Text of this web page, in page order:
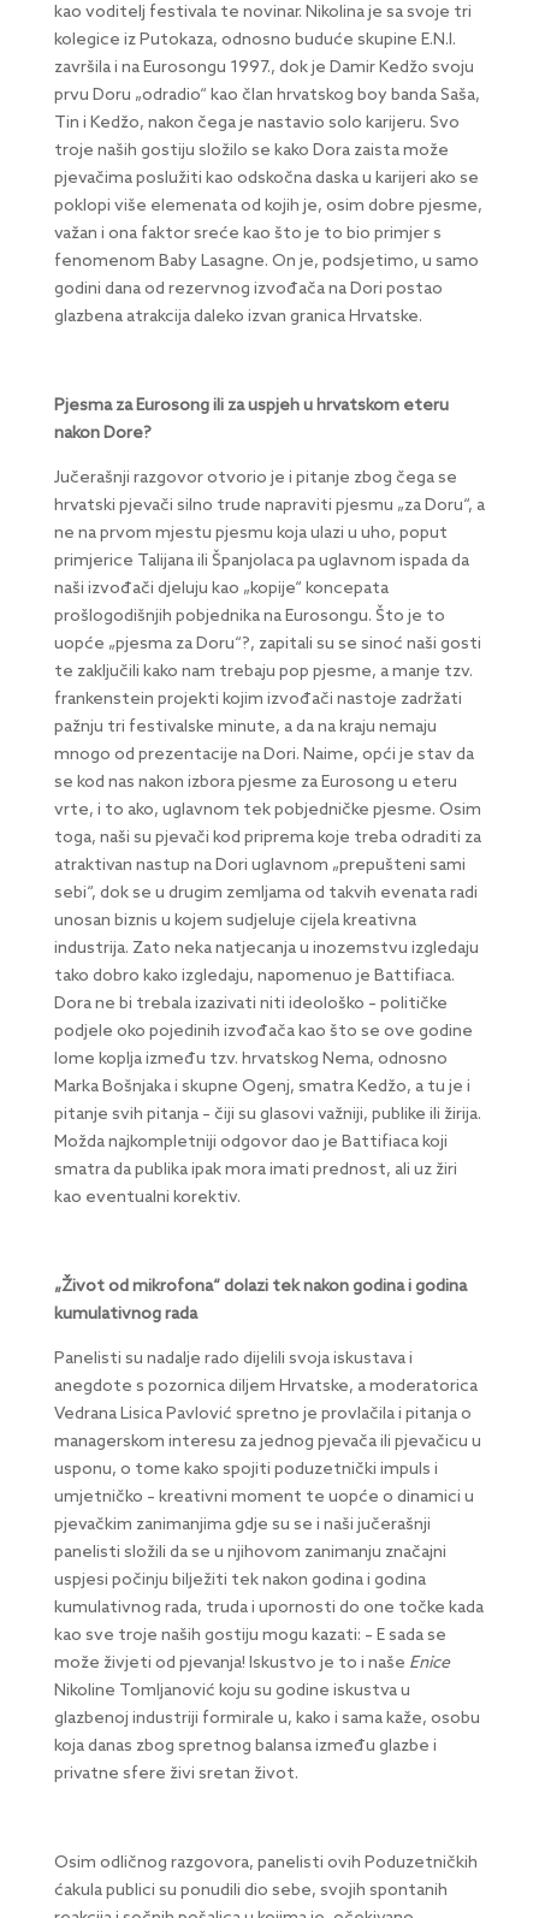
kao voditelj festivala te novinar. Nikolina je sa svoje tri
kolegice iz Putokaza, odnosno buduće skupine E.N.I.
završila i na Eurosongu 1997., dok je Damir Kedžo svoju
prvu Doru „odradio“ kao član hrvatskog boy banda Saša,
Tin i Kedžo, nakon čega je nastavio solo karijeru. Svo
troje naših gostiju složilo se kako Dora zaista može
pjevačima poslužiti kao odskočna daska u karijeri ako se
poklopi više elemenata od kojih je, osim dobre pjesme,
važan i ona faktor sreće kao što je to bio primjer s
fenomenom Baby Lasagne. On je, podsjetimo, u samo
godini dana od rezervnog izvođača na Dori postao
glazbena atrakcija daleko izvan granica Hrvatske.
Pjesma za Eurosong ili za uspjeh u hrvatskom eteru
nakon Dore?
Jučerašnji razgovor otvorio je i pitanje zbog čega se
hrvatski pjevači silno trude napraviti pjesmu „za Doru“, a
ne na prvom mjestu pjesmu koja ulazi u uho, poput
primjerice Talijana ili Španjolaca pa uglavnom ispada da
naši izvođači djeluju kao „kopije“ koncepata
prošlogodišnjih pobjednika na Eurosongu. Što je to
uopće „pjesma za Doru“?, zapitali su se sinoć naši gosti
te zaključili kako nam trebaju pop pjesme, a manje tzv.
frankenstein projekti kojim izvođači nastoje zadržati
pažnju tri festivalske minute, a da na kraju nemaju
mnogo od prezentacije na Dori. Naime, opći je stav da
se kod nas nakon izbora pjesme za Eurosong u eteru
vrte, i to ako, uglavnom tek pobjedničke pjesme. Osim
toga, naši su pjevači kod priprema koje treba odraditi za
atraktivan nastup na Dori uglavnom „prepušteni sami
sebi“, dok se u drugim zemljama od takvih evenata radi
unosan biznis u kojem sudjeluje cijela kreativna
industrija. Zato neka natjecanja u inozemstvu izgledaju
tako dobro kako izgledaju, napomenuo je Battifiaca.
Dora ne bi trebala izazivati niti ideološko – političke
podjele oko pojedinih izvođača kao što se ove godine
lome koplja između tzv. hrvatskog Nema, odnosno
Marka Bošnjaka i skupne Ogenj, smatra Kedžo, a tu je i
pitanje svih pitanja – čiji su glasovi važniji, publike ili žirija.
Možda najkompletniji odgovor dao je Battifiaca koji
smatra da publika ipak mora imati prednost, ali uz žiri
kao eventualni korektiv.
„Život od mikrofona“ dolazi tek nakon godina i godina
kumulativnog rada
Panelisti su nadalje rado dijelili svoja iskustava i
anegdote s pozornica diljem Hrvatske, a moderatorica
Vedrana Lisica Pavlović spretno je provlačila i pitanja o
managerskom interesu za jednog pjevača ili pjevačicu u
usponu, o tome kako spojiti poduzetnički impuls i
umjetničko – kreativni moment te uopće o dinamici u
pjevačkim zanimanjima gdje su se i naši jučerašnji
panelisti složili da se u njihovom zanimanju značajni
uspjesi počinju bilježiti tek nakon godina i godina
kumulativnog rada, truda i upornosti do one točke kada
kao sve troje naših gostiju mogu kazati: – E sada se
može živjeti od pjevanja! Iskustvo je to i naše Enice
Nikoline Tomljanović koju su godine iskustva u
glazbenoj industriji formirale u, kako i sama kaže, osobu
koja danas zbog spretnog balansa između glazbe i
privatne sfere živi sretan život.
Osim odličnog razgovora, panelisti ovih Poduzetničkih
ćakula publici su ponudili dio sebe, svojih spontanih